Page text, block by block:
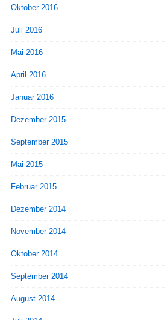
Oktober 2016
Juli 2016
Mai 2016
April 2016
Januar 2016
Dezember 2015
September 2015
Mai 2015
Februar 2015
Dezember 2014
November 2014
Oktober 2014
September 2014
August 2014